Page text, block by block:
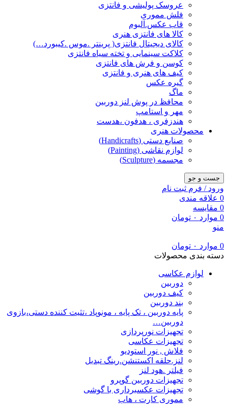
عروسک پولیشی و فانتزی
فلش مموری
قاب عکس.آلبوم
کالا های فانتزی هنری
کالای دیجیتال فانتزی( پرینتر .موس .کیبورد…)
کلاکت سینمایی و تخته سیاه فانتزی
کوسن و فرش های فانتزی
کیف های هنری و فانتزی
گیره عکس
ماگ
محافظ در پوش لنز دوربین
مهر و استامپ
هندزفری ، هدفون ،هدست
محصولات هنری
صنایع دستی (Handicrafts)
لوازم نقاشی (Painting)
مجسمه (Sculpture)
جست و جو
ورود / فرم ثبت نام
0 علاقه مندی
0 مقایسه
0 موارد ۰ تومان
منو
0 موارد ۰ تومان
دسته بندی محصولات
لوازم عکاسی
دوربین
کیف دوربین
بند دوربین
پایه دوربین ، تک پایه ، مونوپاد ،تثیت کننده دستی،بازوی
دوربین…
تجهیزات نورپردازی
تجهیزات عکاسی
فلاش , نور استودیو
لنز.حلقه اکستنشن.رینگ تبدیل
فیلتر .هود لنز
تجهیزات دوربین گوپرو
تجهیزات عکسبرداری با گوشی
مموری کارت ، هاب